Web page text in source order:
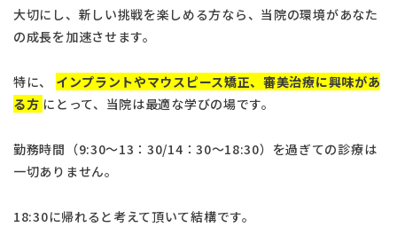
大切にし、新しい挑戦を楽しめる方なら、当院の環境があなた
の成長を加速させます。
特に、
インプラントやマウスピース矯正、審美治療に興味があ
る方 にとって、当院は最適な学びの場です。
勤務時間（9:30～13：30/14：30～18:30）を過ぎての診療は
一切ありません。
18:30に帰れると考えて頂いて結構です。